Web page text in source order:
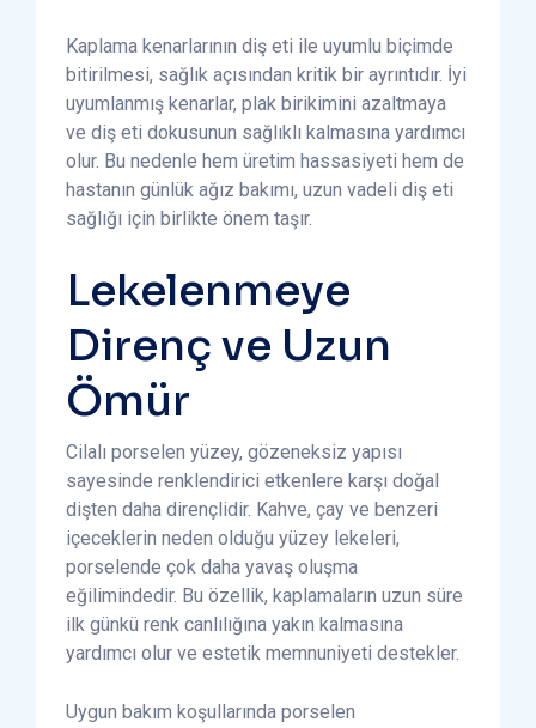
Kaplama kenarlarının diş eti ile uyumlu biçimde
bitirilmesi, sağlık açısından kritik bir ayrıntıdır. İyi
uyumlanmış kenarlar, plak birikimini azaltmaya
ve diş eti dokusunun sağlıklı kalmasına yardımcı
olur. Bu nedenle hem üretim hassasiyeti hem de
hastanın günlük ağız bakımı, uzun vadeli diş eti
sağlığı için birlikte önem taşır.
Lekelenmeye
Direnç ve Uzun
Ömür
Cilalı porselen yüzey, gözeneksiz yapısı
sayesinde renklendirici etkenlere karşı doğal
dişten daha dirençlidir. Kahve, çay ve benzeri
içeceklerin neden olduğu yüzey lekeleri,
porselende çok daha yavaş oluşma
eğilimindedir. Bu özellik, kaplamaların uzun süre
ilk günkü renk canlılığına yakın kalmasına
yardımcı olur ve estetik memnuniyeti destekler.
Uygun bakım koşullarında porselen